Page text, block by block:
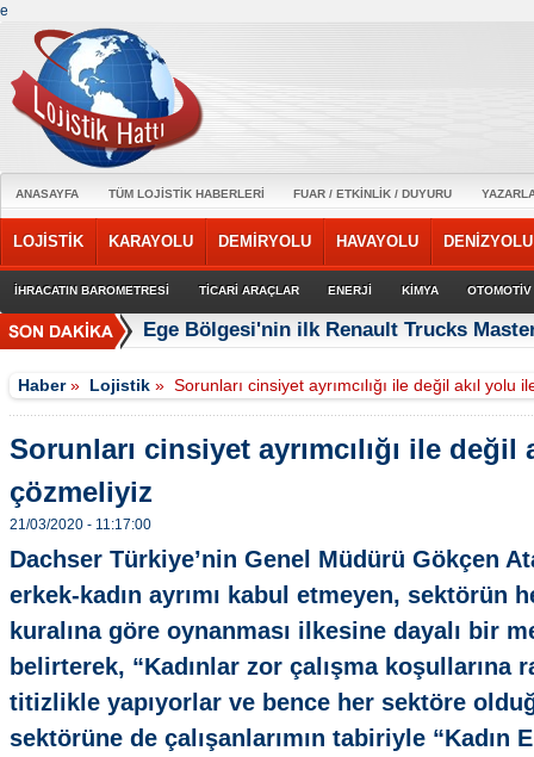
e
ANASAYFA TÜM LOJİSTİK HABERLERİ FUAR / ETKİNLİK / DUYURU
LOJİSTİK KARAYOLU DEMİRYOLU HAVAYOLU DENİZYOLU
İHRACATIN BAROMETRESİ TİCARİ ARAÇLAR ENERJİ KİMYA OTOMOTİV
Ege Bölgesi'nin ilk Renault Trucks
Haber» Lojistik »Sorunları cinsiyet ayrımcılığı ile değil akıl yolu
Sorunları cinsiyet ayrımcılığı ile değil
çözmeliyiz
21/03/2020 - 11:17:00
Dachser Türkiye’nin Genel Müdürü Gökçen
erkek-kadın ayrımı kabul etmeyen, sektörün
kuralına göre oynanması ilkesine dayalı bir
belirterek, “Kadınlar zor çalışma koşullarına
titizlikle yapıyorlar ve bence her sektöre
sektörüne de çalışanlarımın tabiriyle “Kadın